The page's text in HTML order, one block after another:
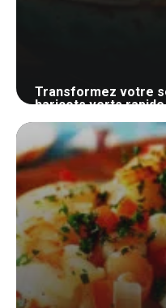
Transformez votre
haricots verts
4 juillet 2024